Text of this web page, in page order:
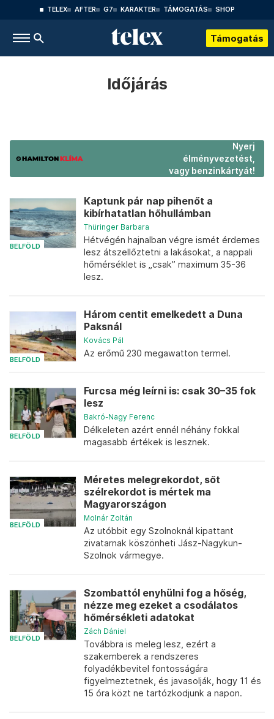
TELEX AFTER G7 KARAKTER TÁMOGATÁS SHOP
Támogatás
Időjárás
Nyerj
élményvezetést,
vagy benzinkártyát!
BELFÖLD
Kaptunk pár nap pihenőt a
kibírhatatlan hőhullámban
Thüringer Barbara
Hétvégén hajnalban végre ismét érdemes
lesz átszellőztetni a lakásokat, a nappali
hőmérséklet is „csak” maximum 35-36
lesz.
BELFÖLD
Három centit emelkedett a Duna
Paksnál
Kovács Pál
Az erőmű 230 megawatton termel.
BELFÖLD
Furcsa még leírni is: csak 30–35 fok
lesz
Bakró-Nagy Ferenc
Délkeleten azért ennél néhány fokkal
magasabb értékek is lesznek.
BELFÖLD
Méretes melegrekordot, sőt
szélrekordot is mértek ma
Magyarországon
Molnár Zoltán
Az utóbbit egy Szolnoknál kipattant
zivatarnak köszönheti Jász-Nagykun-
Szolnok vármegye.
BELFÖLD
Szombattól enyhülni fog a hőség,
nézze meg ezeket a csodálatos
hőmérsékleti adatokat
Zách Dániel
Továbbra is meleg lesz, ezért a
szakemberek a rendszeres
folyadékbevitel fontosságára
figyelmeztetnek, és javasolják, hogy 11 és
15 óra közt ne tartózkodjunk a napon.